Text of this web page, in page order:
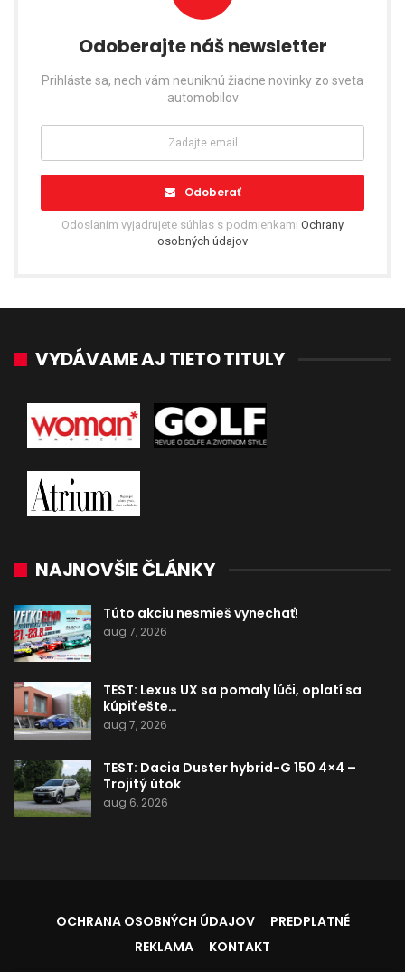
Odoberajte náš newsletter
Prihláste sa, nech vám neuniknú žiadne novinky zo sveta
automobilov
Odoberať
Odoslaním vyjadrujete súhlas s podmienkami Ochrany
osobných údajov
VYDÁVAME AJ TIETO TITULY
NAJNOVŠIE ČLÁNKY
Túto akciu nesmieš vynechať!
aug 7, 2026
TEST: Lexus UX sa pomaly lúči, oplatí sa
kúpiť ešte…
aug 7, 2026
TEST: Dacia Duster hybrid-G 150 4×4 –
Trojitý útok
aug 6, 2026
OCHRANA OSOBNÝCH ÚDAJOV
PREDPLATNÉ
REKLAMA
KONTAKT